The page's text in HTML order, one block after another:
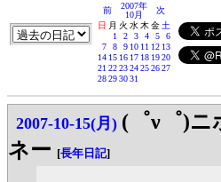
前
2007年
10月
次
日 月 火 水木金土
1
2 3 4 5
6
7
8 9 10 11 12 13
14 15 16 17 18 1920
21222324252627
28293031
2007-10-15(月) (゜ν゜)ニ
ネー [長年日記]